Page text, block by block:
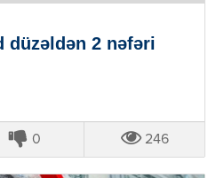
düzəldən 2 nəfəri
0 246